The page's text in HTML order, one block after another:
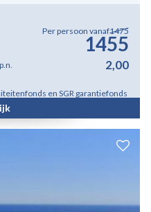
Per persoon vanaf1475
1455
2,00
en SGR garantiefonds